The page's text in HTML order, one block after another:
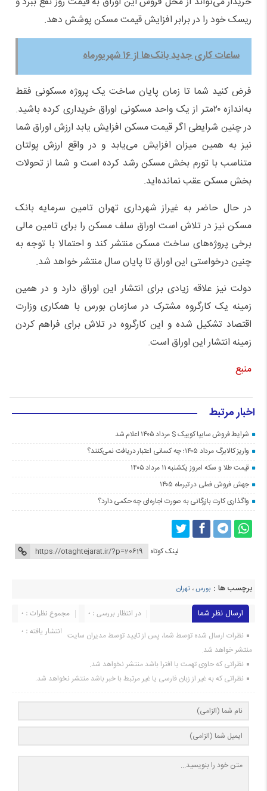
ریسک خود را در برابر افزایش قیمت مسکن پوشش دهد.
ساعات کاری جدید بانک‌ها از ۱۶ شهریورماه
فرض کنید شما تا زمان پایان ساخت یک پروژه مسکونی فقط
به‌اندازه ۲۰متر از یک واحد مسکونی اوراق خریداری کرده باشید.
در چنین شرایطی اگر قیمت مسکن افزایش یابد ارزش اوراق شما
نیز به همین میزان افزایش می‌یابد و در واقع ارزش پولتان
متناسب با تورم بخش مسکن رشد کرده است و شما از تحولات
بخش مسکن عقب نمانده‌اید.
در حال حاضر به غیراز شهرداری تهران تامین سرمایه بانک
مسکن نیز در تلاش است اوراق سلف مسکن را برای تامین مالی
برخی پروژه‌های ساخت مسکن منتشر کند و احتمالا با توجه به
چنین درخواستی این اوراق تا پایان سال منتشر خواهد شد.
دولت نیز علاقه زیادی برای انتشار این اوراق دارد و در همین
زمینه یک کارگروه مشترک در سازمان بورس با همکاری وزارت
اقتصاد تشکیل شده و این کارگروه در تلاش برای فراهم کردن
زمینه انتشار این اوراق است.
منبع
اخبار مرتبط
شرایط فروش سایپا کوییک S مرداد ۱۴۰۵ اعلام شد
واریز کالابرگ مرداد ۱۴۰۵؛ چه کسانی اعتبار دریافت نمی‌کنند؟
قیمت طلا و سکه امروز یکشنبه ۱۱ مرداد ۱۴۰۵
جهش فروش فملی در تیرماه ۱۴۰۵
واگذاری کارت بازرگانی به صورت اجاره‌ای چه حکمی دارد؟
لینک کوتاه
برچسب ها : بورس، تهران
ارسال نظر شما مجموع نظرات : 0
در انتظار بررسی : 0
انتشار یافته : 0 نظرات ارسال شده توسط شما، پس از تایید توسط مدیران سایت
منتشر خواهد شد.
نظراتی که حاوی تهمت یا افترا باشد منتشر نخواهد شد.
نظراتی که به غیر از زبان فارسی یا غیر مرتبط با خبر باشد منتشر نخواهد شد.